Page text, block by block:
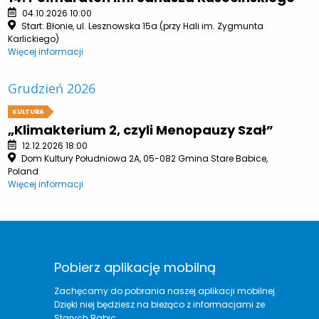
04.10.2026 10:00
Start: Błonie, ul. Lesznowska 15a (przy Hali im. Zygmunta
Karlickiego)
Więcej informacji
Grudzień 2026
KULTURA
„Klimakterium 2, czyli Menopauzy Szał”
12.12.2026 18:00
Dom Kultury Południowa 2A, 05-082 Gmina Stare Babice,
Poland
Więcej informacji
Pobierz aplikację mobilną
Zachęcamy do pobrania naszej aplikacji mobilnej.
Dzięki niej będziesz na bieżąco z informacjami ze